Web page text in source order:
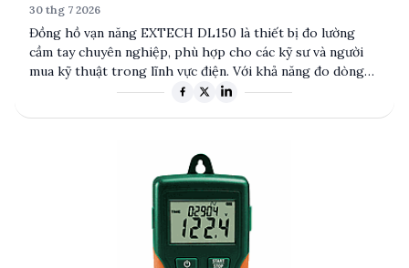
30 thg 7 2026
Đồng hồ vạn năng EXTECH DL150 là thiết bị đo lường
cầm tay chuyên nghiệp, phù hợp cho các kỹ sư và người
mua kỹ thuật trong lĩnh vực điện. Với khả năng đo dòng
điện AC từ 10 đến 200A và điện áp AC từ 10 đến 600V,
liệu dễ dàng, là lựa chọn lý tưởng cho các ứng dụng đo
lường và phân tích điện năng.